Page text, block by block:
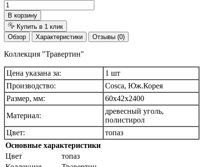
В корзину
Купить в 1 клик
Обзор
Характеристики Отзывы (0)
Коллекция "Травертин"
Цена указана за:
1 шт
Производство:
Cosca, Юж.Корея
Размер, мм:
60х42х2400
Материал:
древесный уголь,
полистирол
Цвет:
топаз
Основные характеристики
Цвет
топаз